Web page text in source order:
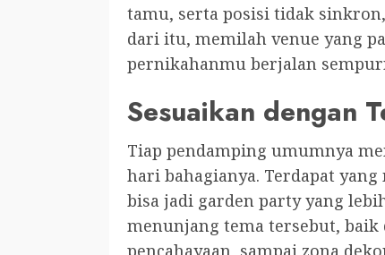
tamu, serta posisi tidak
dari itu, memilah venue yang
pernikahanmu berjalan
Sesuaikan dengan
Tiap pendamping umumnya
hari bahagianya. Terdapat
bisa jadi garden party yang
menunjang tema tersebut,
pencahayaan, sampai zona